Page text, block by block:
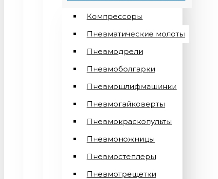
Компрессоры
Пневматические молоты
Пневмодрели
Пневмоболгарки
Пневмошлифмашинки
Пневмогайковерты
Пневмокраскопульты
Пневмоножницы
Пневмостеплеры
Пневмотрещетки